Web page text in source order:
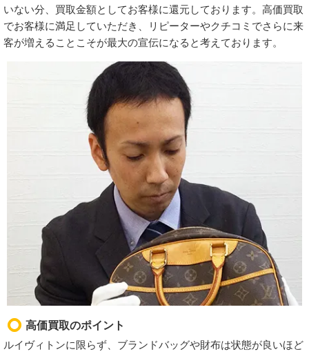
いない分、買取金額としてお客様に還元しております。高価買取
でお客様に満足していただき、リピーターやクチコミでさらに来
客が増えることこそが最大の宣伝になると考えております。
高価買取のポイント
ルイヴィトンに限らず、ブランドバッグや財布は状態が良いほど